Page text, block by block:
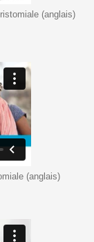
(anglais)
(anglais)